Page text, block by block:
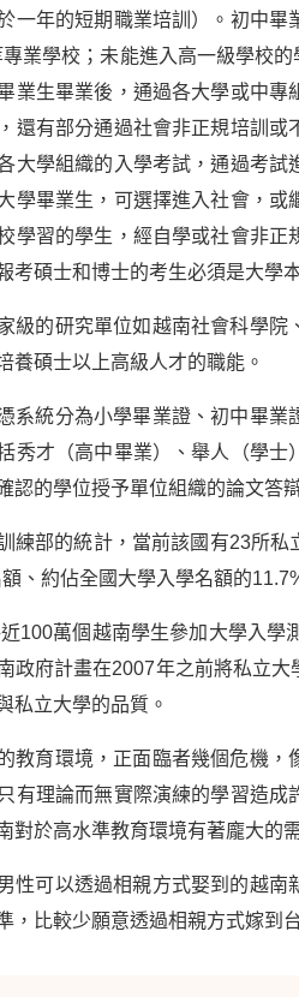
一年的短期職業培訓）。初中
業學校；未能進入高一級學校
業生畢業後，通過各大學或中
還有部分通過社會非正規培訓
大學組織的入學考試，通過考
學畢業生，可選擇進入社會，
學習的學生，經自學或社會非
考碩士和博士的考生必須是大學
級的研究單位如越南社會科學
養碩士以上高級人才的職能。
系統分為小學畢業證、初中畢
秀才（高中畢業）、舉人（學
認的學位授予單位組織的論文答
練部的統計，當前該國有23所
、約佔全國大學入學名額的
100萬個越南學生參加大學入
政府計畫在2007年之前將私立
私立大學的品質。
教育環境，正面臨者幾個危機
有理論而無實際演練的學習造
對於高水準教育環境有著龐大的
性可以透過相親方式娶到的越
，比較少願意透過相親方式嫁到